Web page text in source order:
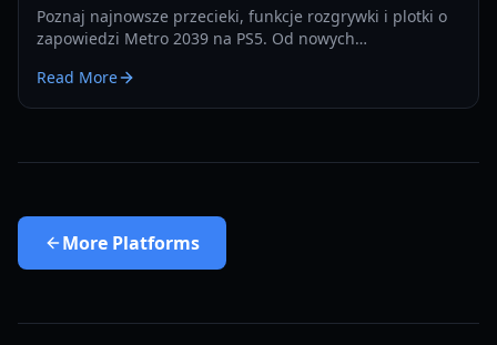
Poznaj najnowsze przecieki, funkcje rozgrywki i plotki o
zapowiedzi Metro 2039 na PS5. Od nowych
przetrwania – oto czego się spodziewać.
Read More
More Platforms